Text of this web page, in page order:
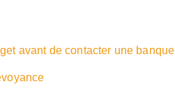
avant de contacter une banque